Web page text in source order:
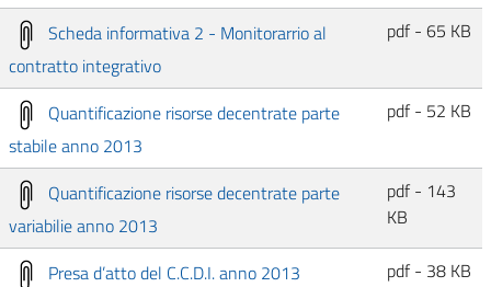
Scheda informativa 2 - Monitorarrio al
contratto integrativo
pdf - 65 KB
Quantificazione risorse decentrate parte
stabile anno 2013
pdf - 52 KB
Quantificazione risorse decentrate parte
variabilie anno 2013
pdf - 143
KB
Presa d’atto del C.C.D.I. anno 2013 pdf - 38 KB